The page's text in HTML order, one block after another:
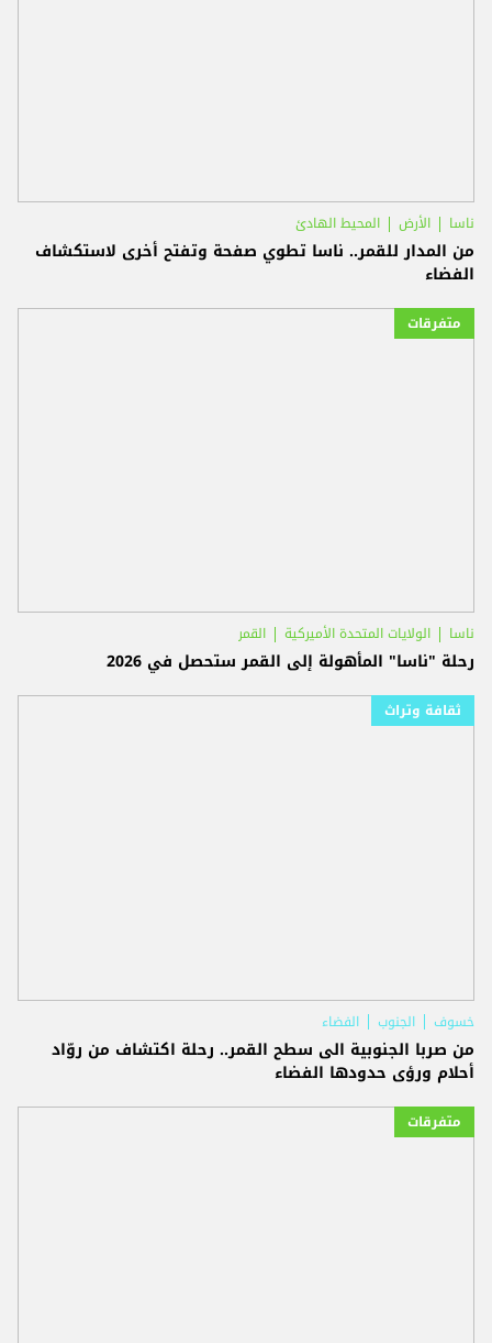
ناسا الأرض المحيط الهادئ
من المدار للقمر.. ناسا تطوي صفحة وتفتح أخرى لاستكشاف
الفضاء
متفرقات
ناسا الولايات المتحدة الأميركية القمر
رحلة "ناسا" المأهولة إلى القمر ستحصل في 2026
ثقافة وتراث
خسوف الجنوب الفضاء
من صربا الجنوبية الى سطح القمر.. رحلة اكتشاف من روّاد
أحلام ورؤى حدودها الفضاء
متفرقات